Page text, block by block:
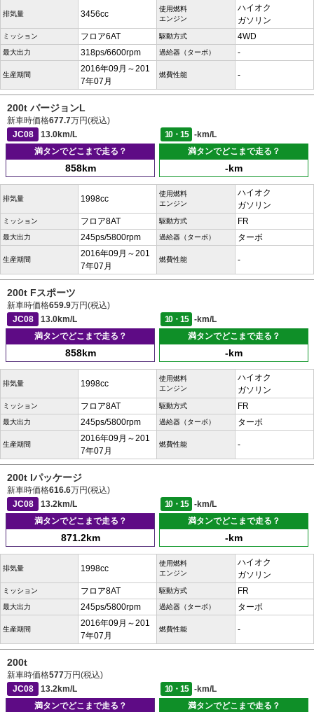
排気量 3456cc
使用燃料
エンジン
ハイオク
ガソリン
ミッション フロア6AT 駆動方式 4WD
最大出力 318ps/6600rpm 過給器（ターボ） -
生産期間
2016年09月～201
7年07月
燃費性能 -
200t バージョンL
新車時価格677.7万円(税込)
JC08
13.0km/L 10・15
-km/L
満タンでどこまで走る？
858km
満タンでどこまで走る？
-km
排気量 1998cc
使用燃料
エンジン
ハイオク
ガソリン
ミッション フロア8AT 駆動方式 FR
最大出力 245ps/5800rpm 過給器（ターボ） ターボ
生産期間
2016年09月～201
7年07月
燃費性能 -
200t Fスポーツ
新車時価格659.9万円(税込)
JC08
13.0km/L 10・15
-km/L
満タンでどこまで走る？
858km
満タンでどこまで走る？
-km
排気量 1998cc
使用燃料
エンジン
ハイオク
ガソリン
ミッション フロア8AT 駆動方式 FR
最大出力 245ps/5800rpm 過給器（ターボ） ターボ
生産期間
2016年09月～201
7年07月
燃費性能 -
200t Iパッケージ
新車時価格616.6万円(税込)
JC08
13.2km/L 10・15
-km/L
満タンでどこまで走る？
871.2km
満タンでどこまで走る？
-km
排気量 1998cc
使用燃料
エンジン
ハイオク
ガソリン
ミッション フロア8AT 駆動方式 FR
最大出力 245ps/5800rpm 過給器（ターボ） ターボ
生産期間
2016年09月～201
7年07月
燃費性能 -
200t
新車時価格577万円(税込)
JC08
13.2km/L 10・15
-km/L
満タンでどこまで走る？
満タンでどこまで走る？